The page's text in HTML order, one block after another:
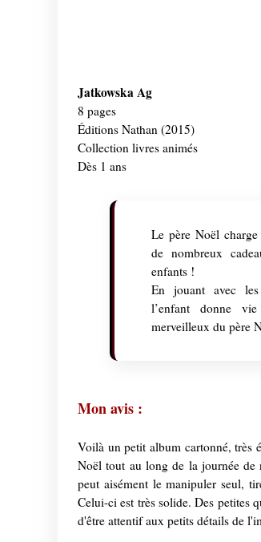
Jatkowska Ag
8 pages
Éditions Nathan (2015)
Collection livres animés
Dès 1 ans
Le père Noël
de nombreux
enfants !
En jouant avec les
l’enfant donne
merveilleux du père
Mon avis :
Voilà un petit album cartonné, très
Noël tout au long de la journée de
peut aisément le manipuler seul,
Celui-ci est très solide. Des petites
d'être attentif aux petits détails de